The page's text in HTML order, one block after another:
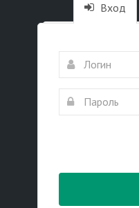
Вход